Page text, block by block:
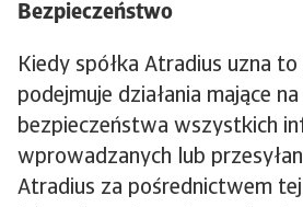
Bezpieczeństwo
Kiedy spółka Atradius uzna
podejmuje działania mające
bezpieczeństwa wszystkich
wprowadzanych lub
Atradius za pośrednictwem